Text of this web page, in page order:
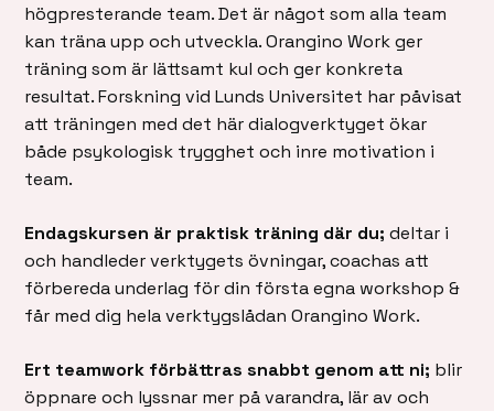
högpresterande team. Det är något som alla team
kan träna upp och utveckla. Orangino Work ger
träning som är lättsamt kul och ger konkreta
resultat. Forskning vid Lunds Universitet har påvisat
att träningen med det här dialogverktyget ökar
både psykologisk trygghet och inre motivation i
team.
Endagskursen är praktisk träning där du; deltar i
och handleder verktygets övningar, coachas att
förbereda underlag för din första egna workshop &
får med dig hela verktygslådan Orangino Work.
Ert teamwork förbättras snabbt genom att ni; blir
öppnare och lyssnar mer på varandra, lär av och